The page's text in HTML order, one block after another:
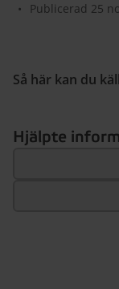
•
Publicerad 25
Så här kan du
Hjälpte